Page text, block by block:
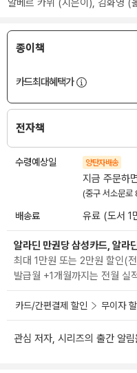
알베르 카뮈 (지은이), 김화영 (
종이책
카드최대혜택가
전자책
수령예상일 양탄자배송
지금 주문하
(중구 서소문
배송료 유료 (도서 1
알라딘 만권당 삼성카드, 알라
최대 1만원 또는 2만원 할인(
발급월 +1개월까지는 전월 실
카드/간편결제 할인 무이자
관심 저자, 시리즈의 출간 알